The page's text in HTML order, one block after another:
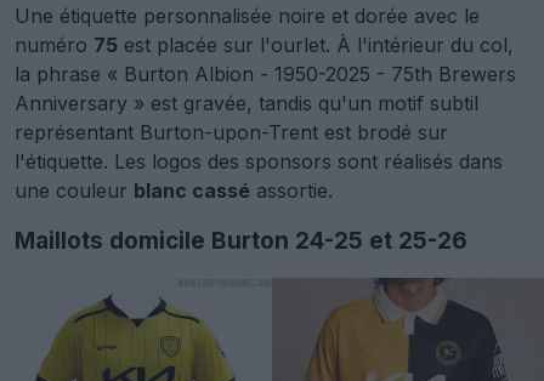
Une étiquette personnalisée noire et dorée avec le
numéro 75 est placée sur l'ourlet. À l'intérieur du col,
la phrase « Burton Albion - 1950-2025 - 75th Brewers
Anniversary » est gravée, tandis qu'un motif subtil
représentant Burton-upon-Trent est brodé sur
l'étiquette. Les logos des sponsors sont réalisés dans
une couleur blanc cassé assortie.
Maillots domicile Burton 24-25 et 25-26